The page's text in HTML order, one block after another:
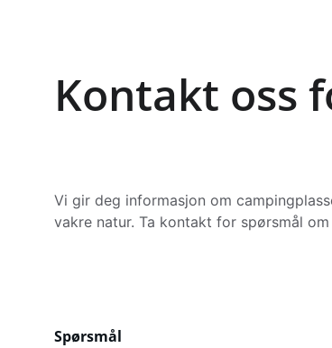
Kontakt oss
Vi gir deg informasjon om
vakre natur. Ta kontakt for spørsmål
Spørsmål